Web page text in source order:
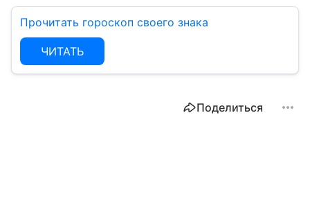
Прочитать гороскоп своего знака
ЧИТАТЬ
Поделиться